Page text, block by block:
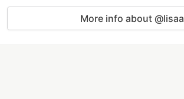
More info about @lisaa